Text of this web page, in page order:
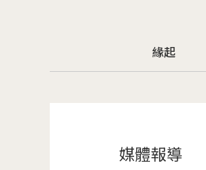
緣起
媒體報導